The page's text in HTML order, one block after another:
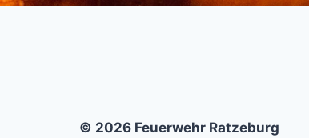
© 2026 Feuerwehr Ratzeburg